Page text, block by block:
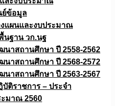
ย์ข้อมูล
งแผนและงบประมาณ
นฐาน วก.นฐ
นาสถานศึกษา ปี 2558-2562
นาสถานศึกษา ปี 2568-2572
นาสถานศึกษา ปี 2563-2567
ติราชการ – ประจำ
มาณ 2560